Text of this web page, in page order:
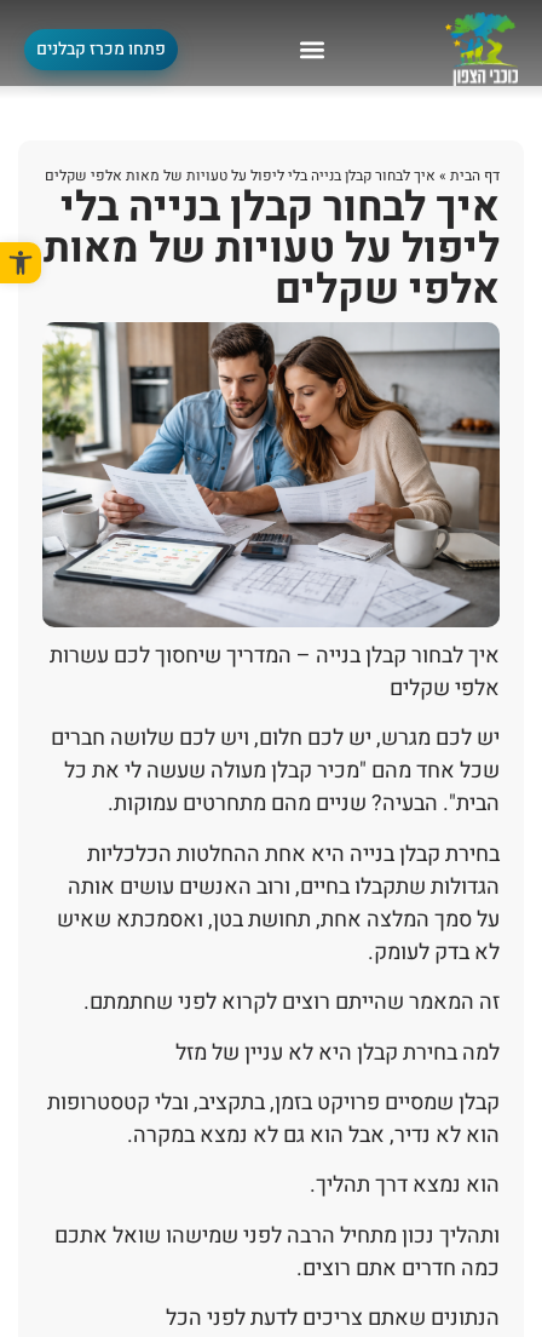
פתח
פתחו מכרז קבלנים
דף הבית » איך לבחור קבלן בנייה בלי ליפול על טעויות של מאות אלפי שקלים
איך לבחור קבלן בנייה בלי
ליפול על טעויות של מאות
אלפי שקלים
איך לבחור קבלן בנייה – המדריך שיחסוך לכם עשרות
אלפי שקלים
יש לכם מגרש, יש לכם חלום, ויש לכם שלושה חברים
שכל אחד מהם "מכיר קבלן מעולה שעשה לי את כל
הבית". הבעיה? שניים מהם מתחרטים עמוקות.
בחירת קבלן בנייה היא אחת ההחלטות הכלכליות
הגדולות שתקבלו בחיים, ורוב האנשים עושים אותה
על סמך המלצה אחת, תחושת בטן, ואסמכתא שאיש
לא בדק לעומק.
זה המאמר שהייתם רוצים לקרוא לפני שחתמתם.
למה בחירת קבלן היא לא עניין של מזל
קבלן שמסיים פרויקט בזמן, בתקציב, ובלי קטסטרופות
הוא לא נדיר, אבל הוא גם לא נמצא במקרה.
הוא נמצא דרך תהליך.
ותהליך נכון מתחיל הרבה לפני שמישהו שואל אתכם
כמה חדרים אתם רוצים.
הנתונים שאתם צריכים לדעת לפני הכל